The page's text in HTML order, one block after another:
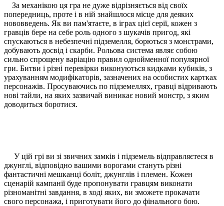
За механікою ця гра не дуже відрізняється від своїх
попередниць, проте і в ній знайшлося місце для деяких
нововведень. Як ви пам'ятаєте, в іграх цієї серії, кожен з
гравців бере на себе роль одного з шукачів пригод, які
спускаються в небезпечні підземелля, борються з монстрами,
добувають досвід і скарби. Рольова система являє собою
сильно спрощену варіацію правил однойменної популярної
гри. Битви і різні перевірки виконуються кидками кубиків, з
урахуванням модифікаторів, зазначених на особистих картках
персонажів. Просуваючись по підземеллях, гравці відривають
нові тайли, на яких зазвичай виникає новий монстр, з яким
доводиться боротися.
У цій грі ви зі звичних замків і підземель відправляєтеся в
джунглі, відповідно вашими ворогами стануть різні
фантастичні мешканці боліт, джунглів і племен. Кожен
сценарій кампанії буде пропонувати гравцям виконати
різноманітні завдання, в ході яких, ви зможете прокачати
свого персонажа, і приготувати його до фінального бою.